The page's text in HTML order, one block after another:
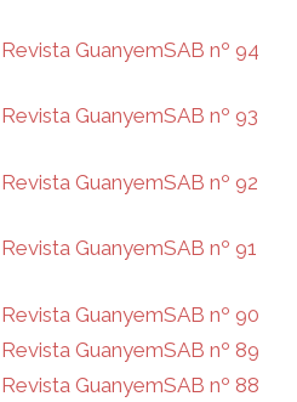
Revista GuanyemSAB nº 94
Revista GuanyemSAB nº 93
Revista GuanyemSAB nº 92
Revista GuanyemSAB nº 91
Revista GuanyemSAB nº 90
Revista GuanyemSAB nº 89
Revista GuanyemSAB nº 88